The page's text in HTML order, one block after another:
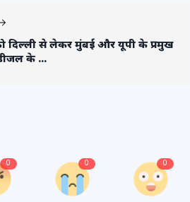
दिल्ली से लेकर मुंबई और यूपी के प्रमुख
के ...
0 0 0